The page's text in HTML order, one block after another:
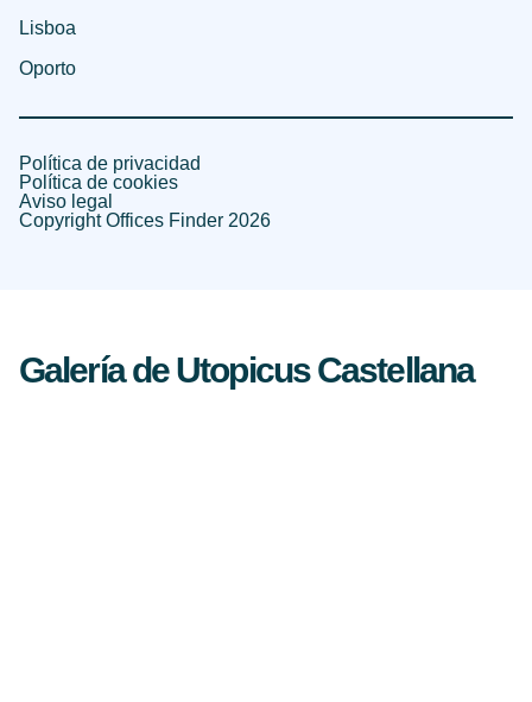
Lisboa
Oporto
Política de privacidad
Política de cookies
Aviso legal
Copyright Offices Finder 2026
Galería de Utopicus Castellana